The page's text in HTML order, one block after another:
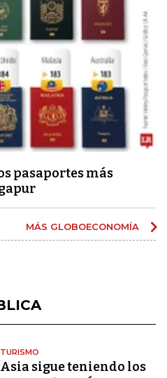
pasaportes más
MÁS GLOBOECONOMÍA
TURISMO
Asia sigue teniendo los